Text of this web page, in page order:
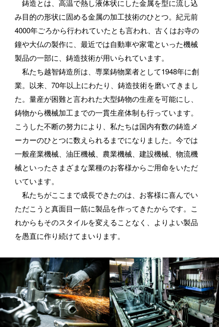
鋳造とは、高温で熱し液体状にした金属を型に流し込
み目的の形状に固める金属の加工技術のひとつ。紀元前
4000年ごろから行われていたとも言われ、古くはお寺の
鐘や大仏の製作に、最近では自動車や家電といった機械
製品の一部に、鋳造技術が用いられています。
私たち越智鋳造所は、専業鋳物業者として1948年に創
業。以来、70年以上にわたり、鋳造技術を磨いてきまし
た。量産が困難と言われた大型鋳物の生産を可能にし、
鋳物から機械加工までの一貫生産体制も行っています。
こうした不断の努力により、私たちは国内有数の鋳造メ
ーカーのひとつに数えられるまでになりました。今では
一般産業機械、油圧機械、農業機械、建設機械、物流機
械といったさまざまな業種のお客様からご用命をいただ
いています。
私たちがここまで成長できたのは、お客様に喜んでい
ただこうと真面目一筋に製品を作ってきたからです。こ
れからもそのスタイルを変えることなく、よりよい製品
を愚直に作り続けてまいります。